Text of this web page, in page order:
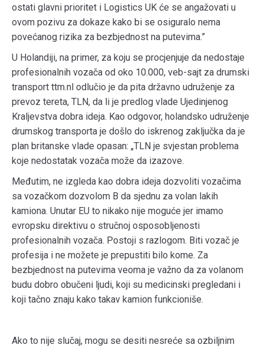
ostati glavni prioritet i Logistics UK će se angažovati u
ovom pozivu za dokaze kako bi se osiguralo nema
povećanog rizika za bezbjednost na putevima.”
U Holandiji, na primer, za koju se procjenjuje da nedostaje
profesionalnih vozača od oko 10.000, veb-sajt za drumski
transport ttm.nl odlučio je da pita državno udruženje za
prevoz tereta, TLN, da li je predlog vlade Ujedinjenog
Kraljevstva dobra ideja. Kao odgovor, holandsko udruženje
drumskog transporta je došlo do iskrenog zaključka da je
plan britanske vlade opasan: „TLN je svjestan problema
koje nedostatak vozača može da izazove.
Međutim, ne izgleda kao dobra ideja dozvoliti vozačima
sa vozačkom dozvolom B da sjednu za volan lakih
kamiona. Unutar EU to nikako nije moguće jer imamo
evropsku direktivu o stručnoj osposobljenosti
profesionalnih vozača. Postoji s razlogom. Biti vozač je
profesija i ne možete je prepustiti bilo kome. Za
bezbjednost na putevima veoma je važno da za volanom
budu dobro obučeni ljudi, koji su medicinski pregledani i
koji tačno znaju kako takav kamion funkcioniše.
Ako to nije slučaj, mogu se desiti nesreće sa ozbiljnim